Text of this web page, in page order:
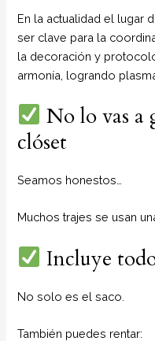
En la actualidad el lugar
ser clave para la
la decoración y
armonía, logrando
No lo vas a
clóset
Seamos honestos…
Muchos trajes se usan
Incluye
No solo es el saco.
También puedes rentar: